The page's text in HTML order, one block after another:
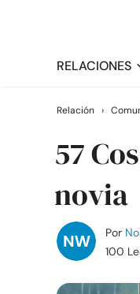
RELACIONES
Relación ›
57
novia
Por
100